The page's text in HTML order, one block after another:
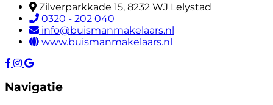
Zilverparkkade 15, 8232 WJ Lelystad
0320 - 202 040
info@buismanmakelaars.nl
www.buismanmakelaars.nl
Navigatie